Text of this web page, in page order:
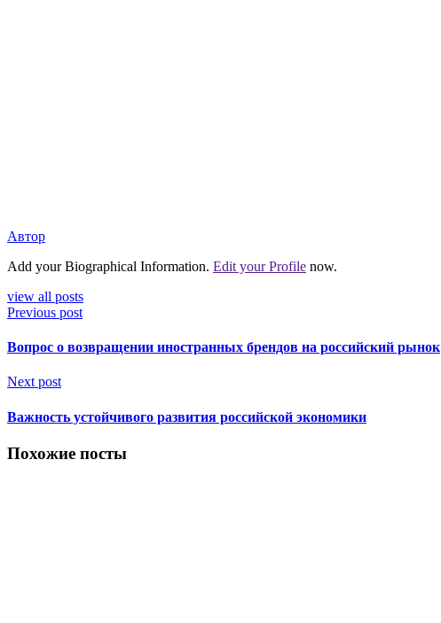
Автор
Add your Biographical Information. Edit your Profile now.
view all posts
Previous post
Вопрос о возвращении иностранных брендов на российский рынок
Next post
Важность устойчивого развития российской экономики
Похожие посты